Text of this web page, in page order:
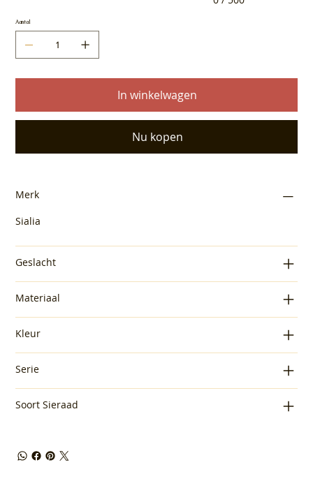
Aantal
In winkelwagen
Nu kopen
Merk
Sialia
Geslacht
Materiaal
Kleur
Serie
Soort Sieraad